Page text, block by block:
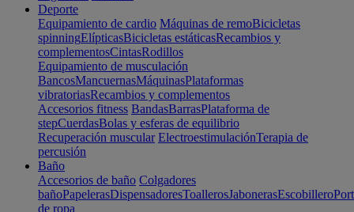
Deporte
Equipamiento de cardio Máquinas de remoBicicletas
spinningElípticasBicicletas estáticasRecambios y
complementosCintasRodillos
Equipamiento de musculación
BancosMancuernasMáquinasPlataformas
vibratoriasRecambios y complementos
Accesorios fitness BandasBarrasPlataforma de
stepCuerdasBolas y esferas de equilibrio
Recuperación muscular ElectroestimulaciónTerapia de
percusión
Baño
Accesorios de baño Colgadores
bañoPapelerasDispensadoresToallerosJabonerasEscobillero
de ropa